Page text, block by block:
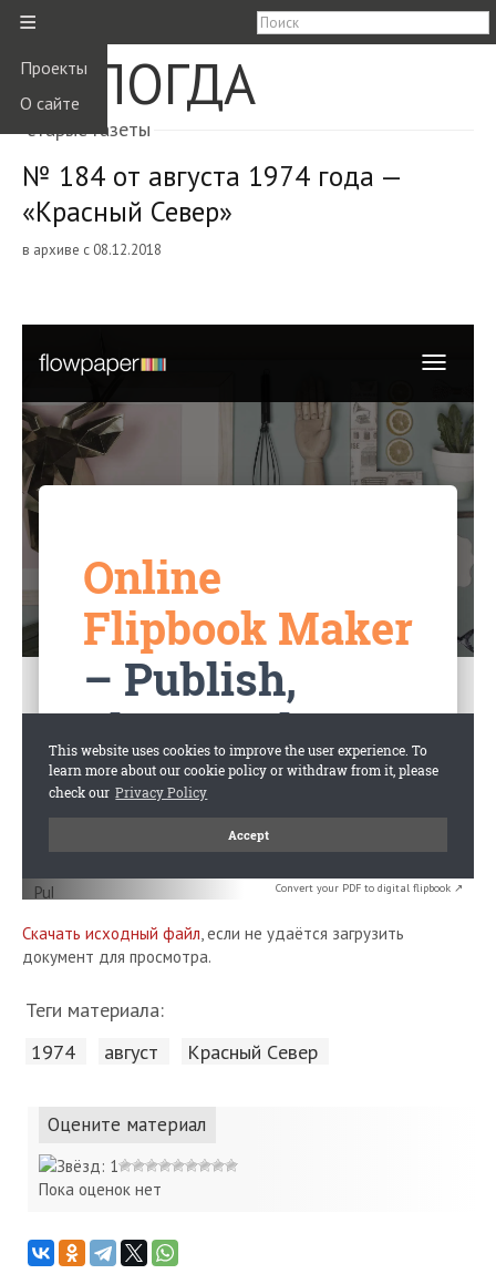
≡
Проекты
О сайте
ВОЛОГДА
старые газеты
№ 184 от августа 1974 года —
«Красный Север»
в архиве с 08.12.2018
Convert your PDF to digital flipbook ↗
Скачать исходный файл, если не удаётся загрузить
документ для просмотра.
Теги материала:
1974 август Красный Cевер
Оцените материал
Пока оценок нет